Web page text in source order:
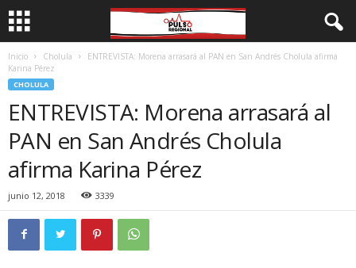
Inicio Cholula
ENTREVISTA: Morena arrasará al PAN en San Andrés Cholula afirma
Karina Pérez
CHOLULA
ENTREVISTA: Morena arrasará al
PAN en San Andrés Cholula
afirma Karina Pérez
junio 12, 2018 3339